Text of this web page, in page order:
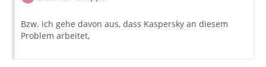
Bzw. ich gehe davon aus, dass Kaspersky an diesem
Problem arbeitet,